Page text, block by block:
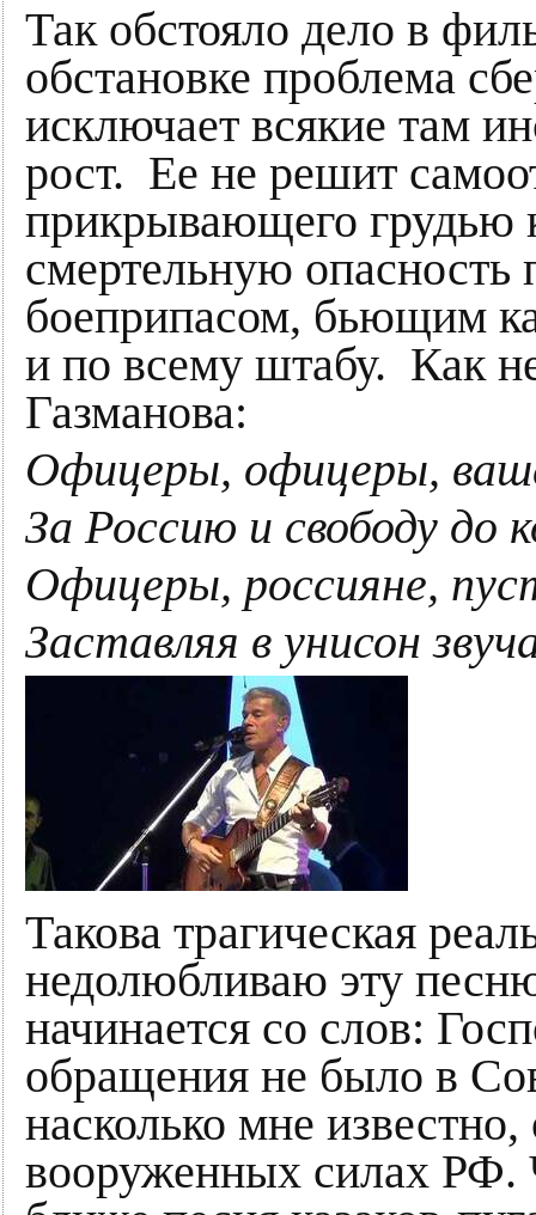
Так обстояло дело в
обстановке проблема
исключает всякие там
рост. Ее не решит
прикрывающего грудью
смертельную опасность
боеприпасом, бьющим
и по всему штабу. Как
Газманова:
Офицеры, офицеры,
За Россию и свободу до
Офицеры, россияне,
Заставляя в унисон
Такова трагическая
недолюбливаю эту
начинается со слов:
обращения не было в
насколько мне
вооруженных силах РФ.